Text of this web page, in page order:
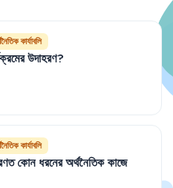
কার্যাবলি
উদাহরণ?
কার্যাবলি
কোনধরনেরঅর্থনৈতিককাজে